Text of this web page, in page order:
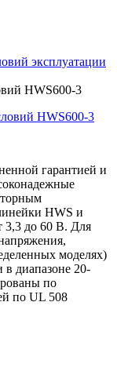
эксплуатации
HWS600-3
гарантией и
HWS и
3,3 до 60 В. Для
моделях)
в диапазоне 20-
по
по UL 508